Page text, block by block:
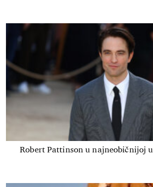
Robert Pattinson u najneobičnijoj